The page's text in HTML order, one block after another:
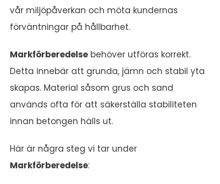
vår miljöpåverkan och möta kundernas
förväntningar på hållbarhet.
Markförberedelse behöver utföras korrekt.
Detta innebär att grunda, jämn och stabil yta
skapas. Material såsom grus och sand
används ofta för att säkerställa stabiliteten
innan betongen hälls ut.
Här är några steg vi tar under
Markförberedelse: